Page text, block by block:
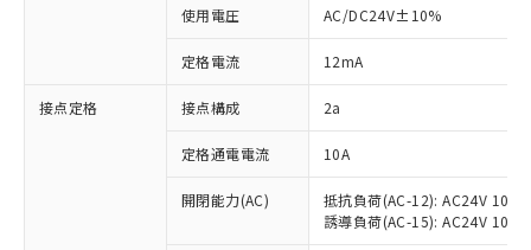
使用電圧 AC/DC24V±10%
定格電流 12mA
接点定格 接点構成 2a
定格通電電流 10A
開閉能力(AC)
抵抗負荷(AC-12): AC24V 10A/
誘導負荷(AC-15): AC24V
ご利用条件
以下の条件をお読みいただき、同意のうえ
対応済み：EU RoHS指令（10物質）の
非含有に対応した製品が提供可能な商品で
対応予定：EU RoHS指令（10物質）の非含
有に対応した製品に切り替える予定のある
対応予定なし：EU RoHS指令（10物質）の
非含有に非対応の商品で、対応品を出す予